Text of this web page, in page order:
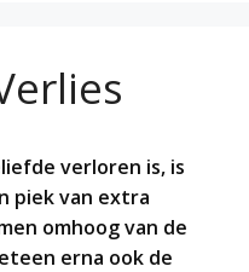
verloren is, is
piek van extra
omhoog van de
erna ook de